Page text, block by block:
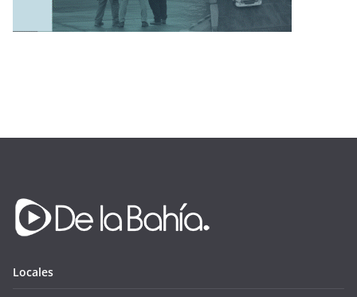
Locales